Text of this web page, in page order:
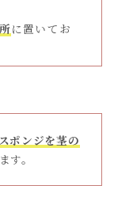
に置いてお
ポンジを茎の
す。